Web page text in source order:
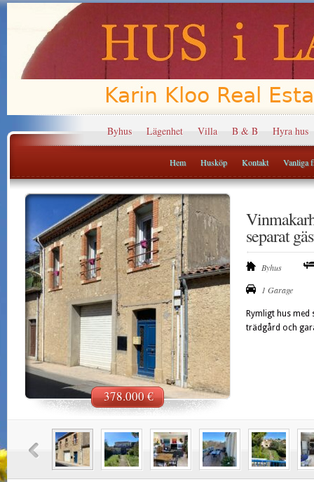
Byhus Lägenhet Villa B & B Hyra hus
Hem Husköp Kontakt Vanliga
378.000 €
separat
Byhus
1 Garage
Rymligt hus
trädgård och